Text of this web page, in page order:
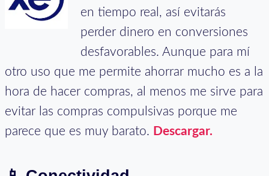
en tiempo real, así evitarás
perder dinero en conversiones
desfavorables. Aunque para mí
otro uso que me permite ahorrar mucho es a la
hora de hacer compras, al menos me sirve para
evitar las compras compulsivas porque me
parece que es muy barato. Descargar.